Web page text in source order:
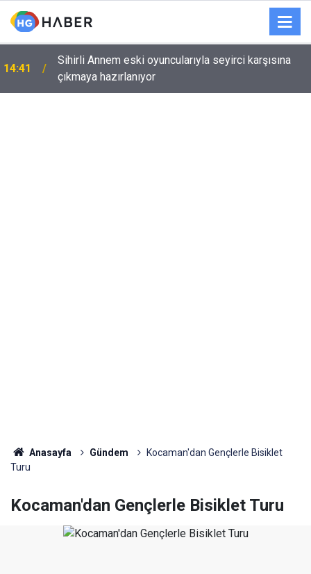
14:41
Sihirli Annem eski oyuncularıyla seyirci karşısına
çıkmaya hazırlanıyor
Anasayfa Gündem
Kocaman'dan Gençlerle Bisiklet
Turu
Kocaman'dan Gençlerle Bisiklet Turu